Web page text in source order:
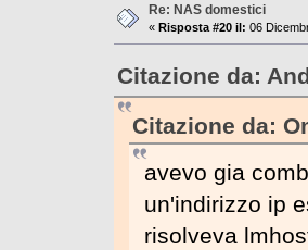
Re: NAS domestici
« Risposta #20 il: 06
Citazione da:
Citazione da:
avevo gia
un'indirizzo ip
risolveva